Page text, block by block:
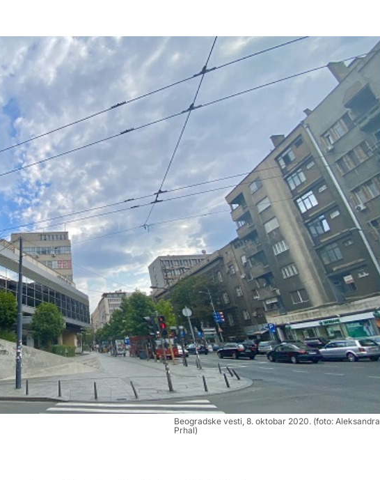
Beogradske vesti, 8. oktobar 2020. (foto: Aleksandra
Prhal)